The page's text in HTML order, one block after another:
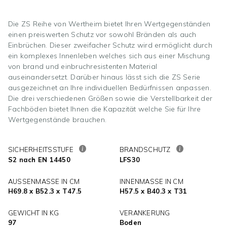
Die ZS Reihe von Wertheim bietet Ihren Wertgegenständen
einen preiswerten Schutz vor sowohl Bränden als auch
Einbrüchen. Dieser zweifacher Schutz wird ermöglicht durch
ein komplexes Innenleben welches sich aus einer Mischung
von brand und einbruchresistenten Material
auseinandersetzt. Darüber hinaus lässt sich die ZS Serie
ausgezeichnet an Ihre individuellen Bedürfnissen anpassen.
Die drei verschiedenen Größen sowie die Verstellbarkeit der
Fachböden bietet Ihnen die Kapazität welche Sie für Ihre
Wertgegenstände brauchen.
SICHERHEITSSTUFE
S2 nach EN 14450
BRANDSCHUTZ
LFS30
AUSSENMASSE IN CM
H69.8 x B52.3 x T47.5
INNENMASSE IN CM
H57.5 x B40.3 x T31
GEWICHT IN KG
97
VERANKERUNG
Boden